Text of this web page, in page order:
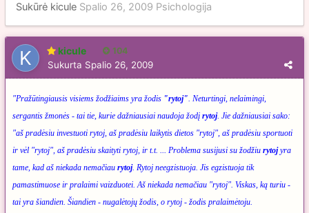
Sukūrė kicule Spalio 26, 2009 Psichologija
kicule 104
Sukurta Spalio 26, 2009
"Pražūtingiausis visiems žodžiaims yra žodis "rytoj". Neturtingi, nelaimingi,
sergantis žmonės - tai tie, kurie dažniausiai naudoja žodį rytoj. Jie dažniausiai sako:
"aš pradėsiu investuoti rytoj, aš pradėsiu laikytis dietos "rytoj", aš pradėsiu sportuoti
ir vėl "rytoj", aš pradėsiu skaityti rytoj, ir t.t. ... Problema susijusi su žodžiu rytojyra
tame, kad aš niekada nemačiau rytoj. Rytoj neegzistuoja. Jis egzistuoja tik
pamastimuose ir pralaimi vaizduotei. Aš niekada nemačiau "rytoj". Viskas, ką turiu -
tai yra šiandien. Šiandien - nugalėtojų žodis, o rytoj - žodis pralaimėtoju.